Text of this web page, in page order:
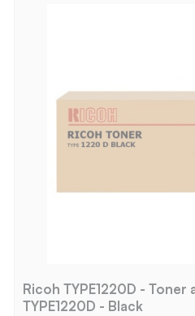
Ricoh TYPE1220D -
TYPE1220D - Black